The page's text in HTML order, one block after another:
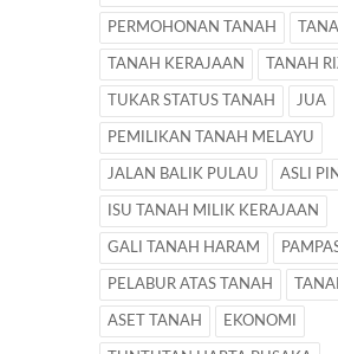
PERMOHONAN TANAH
TANAH KERAJAAN TANAH
TUKAR STATUS TANAH JUA
PEMILIKAN TANAH MELAYU
JALAN BALIK PULAU ASLI
ISU TANAH MILIK KERAJAAN
GALI TANAH HARAM
PELABUR ATAS TANAH
ASET TANAH EKONOMI